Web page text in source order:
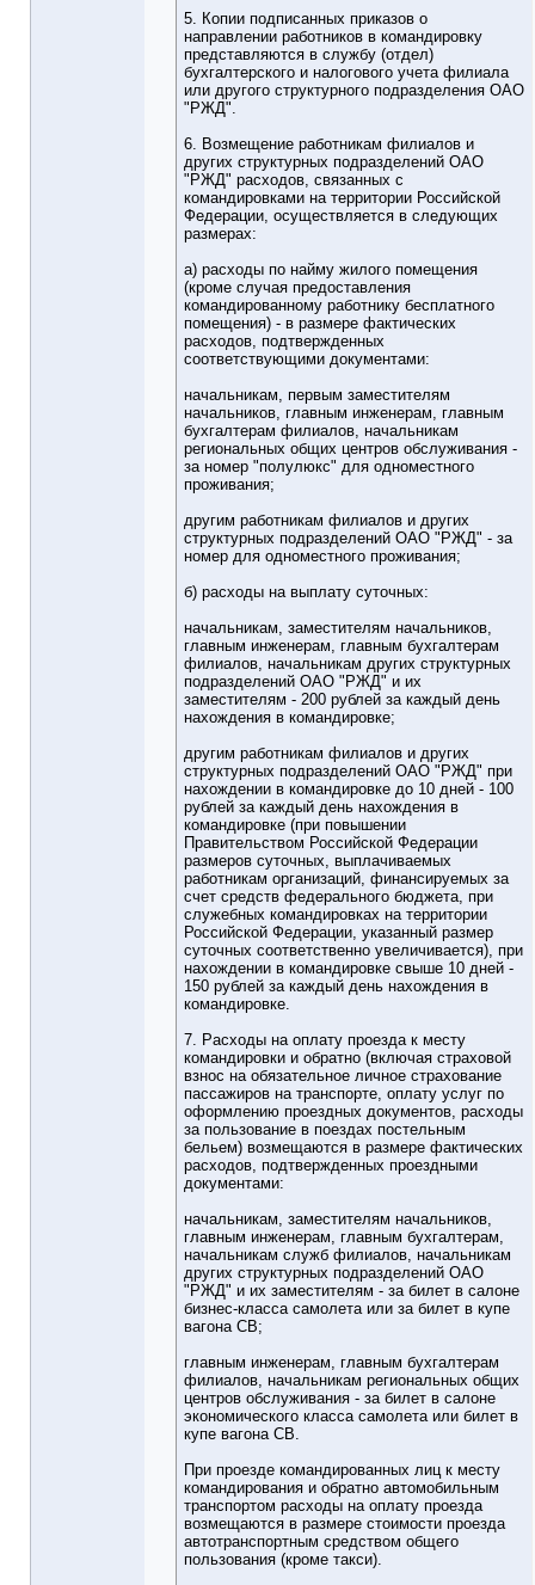
5. Копии подписанных приказов о
направлении работников в командировку
представляются в службу (отдел)
бухгалтерского и налогового учета филиала
или другого структурного подразделения ОАО
"РЖД".
6. Возмещение работникам филиалов и
других структурных подразделений ОАО
"РЖД" расходов, связанных с
командировками на территории Российской
Федерации, осуществляется в следующих
размерах:
а) расходы по найму жилого помещения
(кроме случая предоставления
командированному работнику бесплатного
помещения) - в размере фактических
расходов, подтвержденных
соответствующими документами:
начальникам, первым заместителям
начальников, главным инженерам, главным
бухгалтерам филиалов, начальникам
региональных общих центров обслуживания -
за номер "полулюкс" для одноместного
проживания;
другим работникам филиалов и других
структурных подразделений ОАО "РЖД" - за
номер для одноместного проживания;
б) расходы на выплату суточных:
начальникам, заместителям начальников,
главным инженерам, главным бухгалтерам
филиалов, начальникам других структурных
подразделений ОАО "РЖД" и их
заместителям - 200 рублей за каждый день
нахождения в командировке;
другим работникам филиалов и других
структурных подразделений ОАО "РЖД" при
нахождении в командировке до 10 дней - 100
рублей за каждый день нахождения в
командировке (при повышении
Правительством Российской Федерации
размеров суточных, выплачиваемых
работникам организаций, финансируемых за
счет средств федерального бюджета, при
служебных командировках на территории
Российской Федерации, указанный размер
суточных соответственно увеличивается), при
нахождении в командировке свыше 10 дней -
150 рублей за каждый день нахождения в
командировке.
7. Расходы на оплату проезда к месту
командировки и обратно (включая страховой
взнос на обязательное личное страхование
пассажиров на транспорте, оплату услуг по
оформлению проездных документов, расходы
за пользование в поездах постельным
бельем) возмещаются в размере фактических
расходов, подтвержденных проездными
документами:
начальникам, заместителям начальников,
главным инженерам, главным бухгалтерам,
начальникам служб филиалов, начальникам
других структурных подразделений ОАО
"РЖД" и их заместителям - за билет в салоне
бизнес-класса самолета или за билет в купе
вагона СВ;
главным инженерам, главным бухгалтерам
филиалов, начальникам региональных общих
центров обслуживания - за билет в салоне
экономического класса самолета или билет в
купе вагона СВ.
При проезде командированных лиц к месту
командирования и обратно автомобильным
транспортом расходы на оплату проезда
возмещаются в размере стоимости проезда
автотранспортным средством общего
пользования (кроме такси).